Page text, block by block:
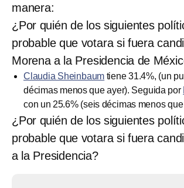
manera:
¿Por quién de los siguientes
probable que votara si fuera
Morena a la Presidencia de
Claudia Sheinbaum tiene 31.4%, (un
décimas menos que ayer). Seguida por
con un 25.6% (seis décimas menos
¿Por quién de los siguientes
probable que votara si fuera
a la Presidencia?